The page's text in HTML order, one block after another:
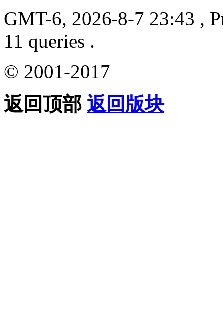
GMT-6, 2026-8-7 23:43 ,
11 queries .
© 2001-2017
返回顶部 返回版块